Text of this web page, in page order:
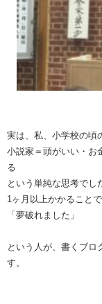
実は、私、小学校の頃
小説家＝頭がいい・お
る
という単純な思考でし
1ヶ月以上かかること
「夢破れました」
という人が、書くブロ
す。